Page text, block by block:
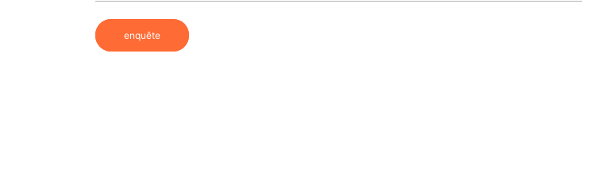
enquête